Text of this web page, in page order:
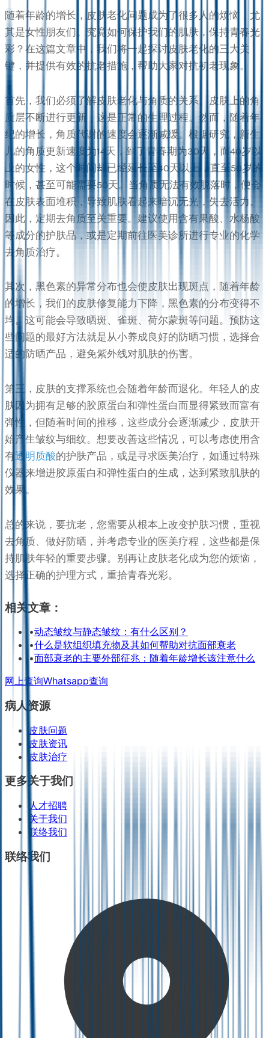
随着年龄的增长，皮肤老化问题成为了很多人的烦恼，尤
其是女性朋友们。究竟如何保护我们的肌肤，保持青春光
彩？在这篇文章中，我们将一起探讨皮肤老化的三大关
键，并提供有效的抗老措施，帮助大家对抗初老现象。
首先，我们必须了解皮肤老化与角质的关系。皮肤上的角
质层不断进行更新，这是正常的生理过程。然而，随着年
纪的增长，角质代谢的速度会逐渐减缓。根据研究，新生
儿的角质更新速度为14天，到了青春期为30天，而40岁以
上的女性，这个时间却已经延长至40天以上，直至50岁的
时候，甚至可能需要50天。当角质无法有效脱落时，便会
在皮肤表面堆积，导致肌肤看起来暗沉无光，失去活力。
因此，定期去角质至关重要。建议使用含有果酸、水杨酸
等成分的护肤品，或是定期前往医美诊所进行专业的化学
去角质治疗。
其次，黑色素的异常分布也会使皮肤出现斑点，随着年龄
的增长，我们的皮肤修复能力下降，黑色素的分布变得不
均。这可能会导致晒斑、雀斑、荷尔蒙斑等问题。预防这
些问题的最好方法就是从小养成良好的防晒习惯，选择合
适的防晒产品，避免紫外线对肌肤的伤害。
第三，皮肤的支撑系统也会随着年龄而退化。年轻人的皮
肤因为拥有足够的胶原蛋白和弹性蛋白而显得紧致而富有
弹性，但随着时间的推移，这些成分会逐渐减少，皮肤开
始产生皱纹与细纹。想要改善这些情况，可以考虑使用含
有 透明质酸的护肤产品，或是寻求医美治疗，如通过特殊
仪器来增进胶原蛋白和弹性蛋白的生成，达到紧致肌肤的
效果。
总的来说，要抗老，您需要从根本上改变护肤习惯，重视
去角质、做好防晒，并考虑专业的医美疗程，这些都是保
持肌肤年轻的重要步骤。别再让皮肤老化成为您的烦恼，
选择正确的护理方式，重拾青春光彩。
相关文章：
•动态皱纹与静态皱纹：有什么区别？
•什么是软组织填充物及其如何帮助对抗面部衰老
•面部衰老的主要外部征兆：随着年龄增长该注意什么
网上查询Whatsapp查询
病人资源
皮肤问题
皮肤资讯
皮肤治疗
更多关于我们
人才招聘
关于我们
联络我们
联络我们